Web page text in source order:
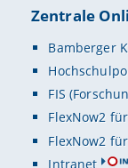
Zentrale
Bamberger
FIS
FlexNow2
FlexNow2
Intranet